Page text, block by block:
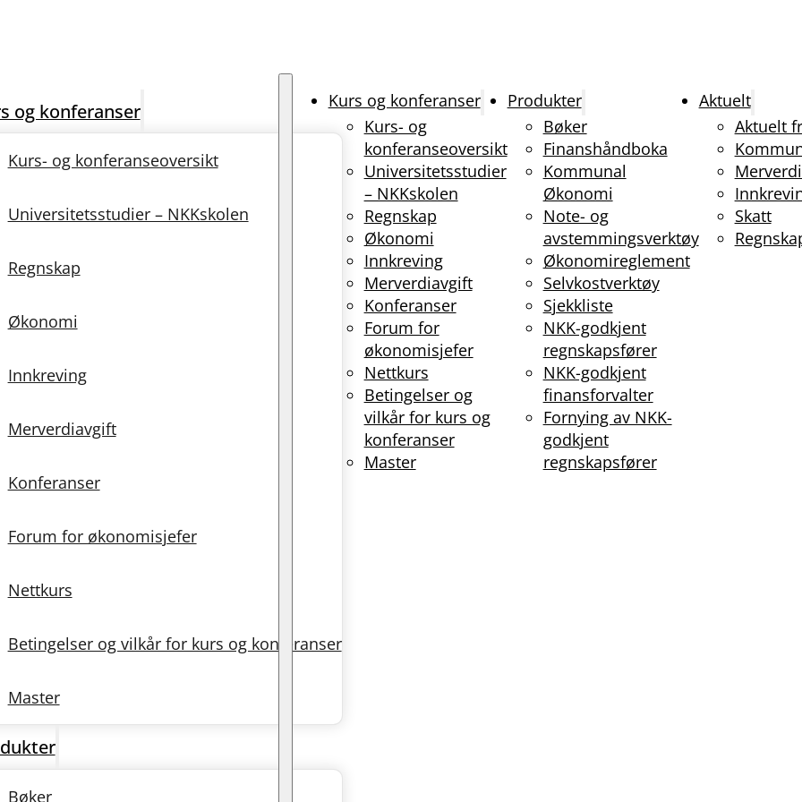
og konferanser
Kurs- og konferanseoversikt
Universitetsstudier – NKKskolen
Regnskap
Økonomi
Innkreving
Merverdiavgift
Konferanser
Forum for økonomisjefer
Nettkurs
Betingelser og vilkår for kurs og konferanser
Master
Bøker
Kurs og konferanser
Kurs- og
konferanseoversikt
Universitetsstudier
– NKKskolen
Regnskap
Økonomi
Innkreving
Merverdiavgift
Konferanser
Forum for
økonomisjefer
Nettkurs
Betingelser og
vilkår for kurs og
konferanser
Master
Produkter
Bøker
Finanshåndboka
Kommunal
Økonomi
Note- og
avstemmingsverktøy
Økonomireglement
Selvkostverktøy
Sjekkliste
NKK-godkjent
regnskapsfører
NKK-godkjent
finansforvalter
Fornying av NKK-
godkjent
regnskapsfører
Aktuelt
Aktuelt
Skatt